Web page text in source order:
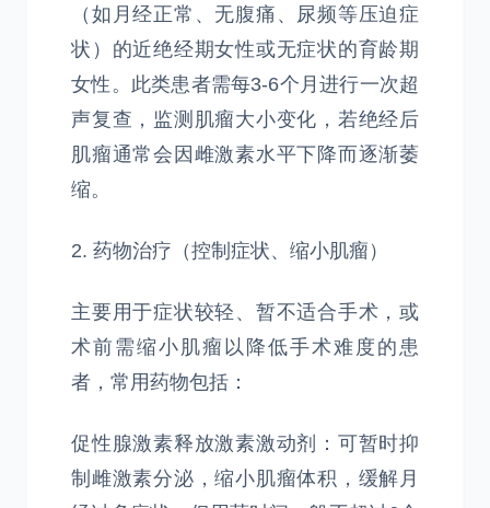
（如月经正常、无腹痛、尿频等压迫症
状）的近绝经期女性或无症状的育龄期
女性。此类患者需每3-6个月进行一次超
声复查，监测肌瘤大小变化，若绝经后
肌瘤通常会因雌激素水平下降而逐渐萎
缩。
2. 药物治疗（控制症状、缩小肌瘤）
主要用于症状较轻、暂不适合手术，或
术前需缩小肌瘤以降低手术难度的患
者，常用药物包括：
促性腺激素释放激素激动剂：可暂时抑
制雌激素分泌，缩小肌瘤体积，缓解月